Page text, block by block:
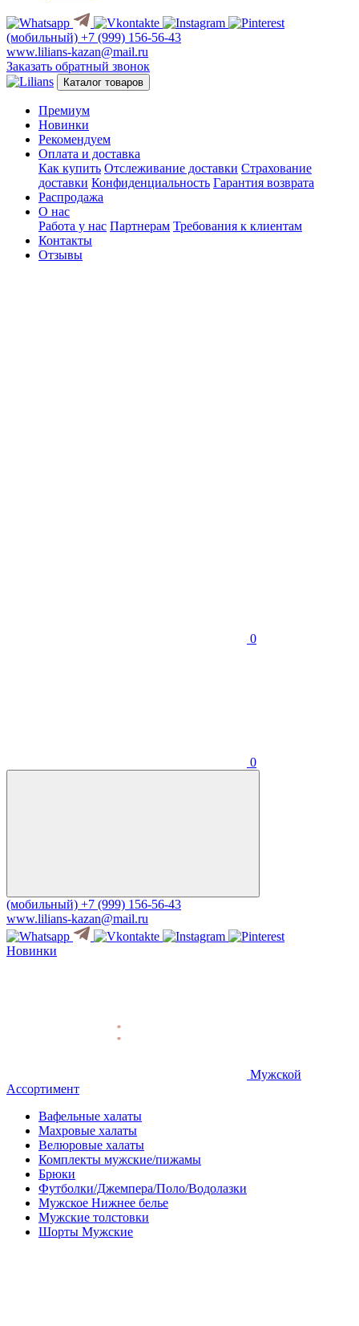
(мобильный) +7 (999) 156-56-43
www.lilians-kazan@mail.ru
Заказать обратный звонок
Каталог товаров
Премиум
Новинки
Рекомендуем
Оплата и доставка
Как купить Отслеживание доставки Страхование
доставки Конфиденциальность Гарантия возврата
Распродажа
О нас
Работа у нас Партнерам Требования к клиентам
Контакты
Отзывы
0
0
(мобильный) +7 (999) 156-56-43
www.lilians-kazan@mail.ru
Новинки
Мужской
Ассортимент
Вафельные халаты
Махровые халаты
Велюровые халаты
Комплекты мужские/пижамы
Брюки
Футболки/Джемпера/Поло/Водолазки
Мужское Нижнее белье
Мужские толстовки
Шорты Мужские